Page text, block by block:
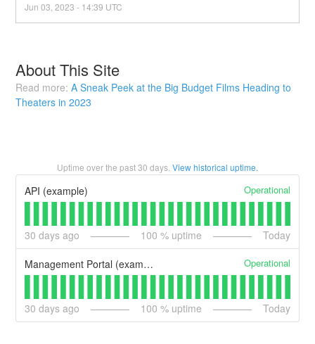
Jun03 ,2023 - 14:39 UTC
About This Site
Read more:A Sneak Peek at the Big Budget Films Heading to
Theaters in 2023
Uptime over the past30 days. View historical uptime.
API (example) Operational
30 days ago 100 % uptime Today
Management Portal (example) Operational
30 days ago 100 % uptime Today